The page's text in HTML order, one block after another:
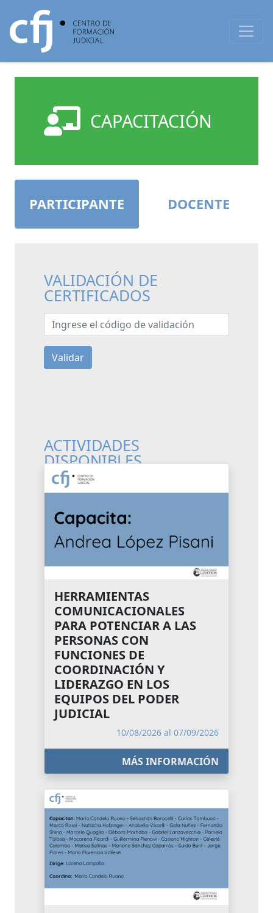
CAPACITACIÓN
PARTICIPANTE DOCENTE
VALIDACIÓN DE
CERTIFICADOS
Ingrese el código de validación
Validar
ACTIVIDADES
DISPONIBLES
HERRAMIENTAS
COMUNICACIONALES
PARA POTENCIAR A LAS
PERSONAS CON
FUNCIONES DE
COORDINACIÓN Y
LIDERAZGO EN LOS
EQUIPOS DEL PODER
JUDICIAL
10/08/2026 al 07/09/2026
MÁS INFORMACIÓN